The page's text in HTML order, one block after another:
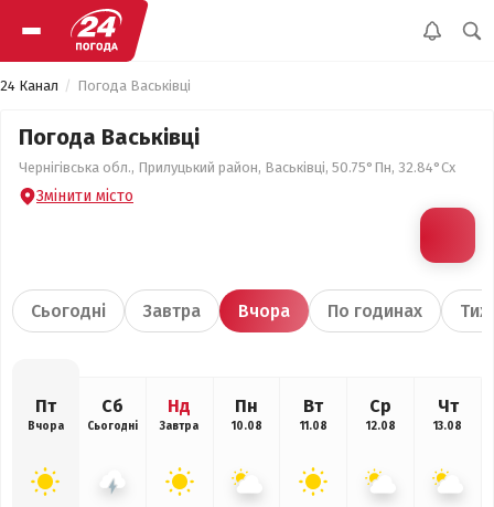
24 Канал Погода Васьківці
Погода Васьківці
Чернігівська обл., Прилуцький район, Васьківці, 50.75°Пн, 32.84°Сх
Змінити місто
Сьогодні Завтра Вчора По годинах
Пт
Вчора
Сб
Сьогодні
Нд
Завтра
Пн
10.08
Вт
11.08
Ср
12.08
Чт
13.08